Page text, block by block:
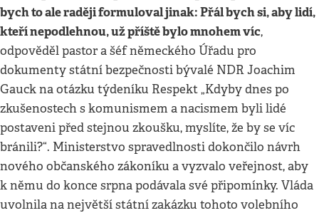
bych to ale raději formuloval jinak: Přál bych si, aby lidí,
kteří nepodlehnou, už příště bylo mnohem víc,
odpověděl pastor a šéf německého Úřadu pro
dokumenty státní bezpečnosti bývalé NDR Joachim
Gauck na otázku týdeníku Respekt „Kdyby dnes po
zkušenostech s komunismem a nacismem byli lidé
postaveni před stejnou zkoušku, myslíte, že by se víc
bránili?“. Ministerstvo spravedlnosti dokončilo návrh
nového občanského zákoníku a vyzvalo veřejnost, aby
k němu do konce srpna podávala své připomínky. Vláda
uvolnila na největší státní zakázku tohoto volebního